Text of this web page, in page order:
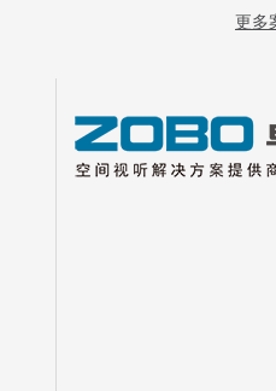
更多